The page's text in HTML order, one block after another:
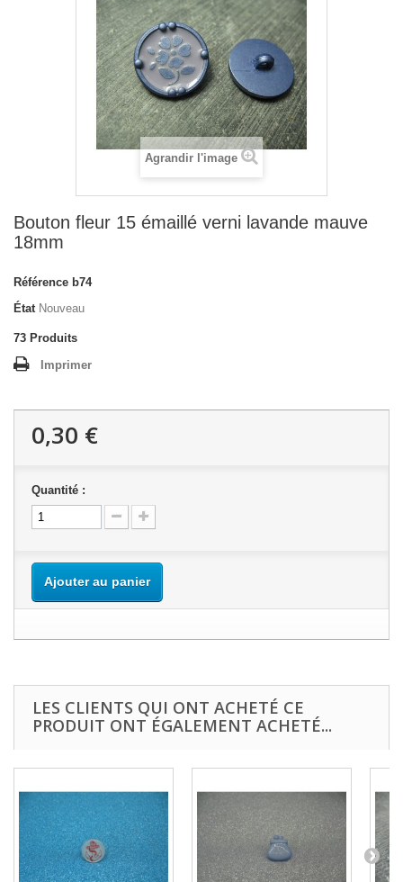
Agrandir l'image
Bouton fleur 15 émaillé verni lavande mauve
18mm
Référence b74
État Nouveau
73 Produits
Imprimer
0,30 €
Quantité :
Ajouter au panier
LES CLIENTS QUI ONT ACHETÉ CE
PRODUIT ONT ÉGALEMENT ACHETÉ...